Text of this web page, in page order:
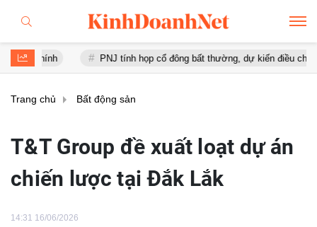
PNJ tính họp cổ đông bất thường, dự kiến điều chỉnh kế hoạch kinh
Trang chủ Bất động sản
T&T Group đề xuất loạt dự án
chiến lược tại Đắk Lắk
14:31 16/06/2026